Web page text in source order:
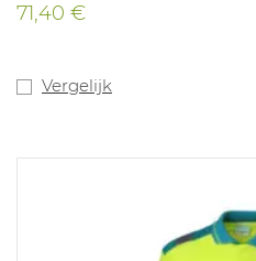
71,40 €
Vergelijk